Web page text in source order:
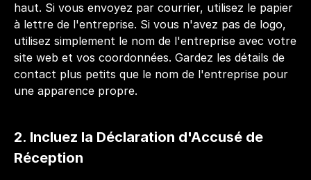
haut. Si vous envoyez par courrier, utilisez le papier
à lettre de l'entreprise. Si vous n'avez pas de logo,
utilisez simplement le nom de l'entreprise avec votre
site web et vos coordonnées. Gardez les détails de
contact plus petits que le nom de l'entreprise pour
une apparence propre.
2. Incluez la Déclaration d'Accusé de
Réception